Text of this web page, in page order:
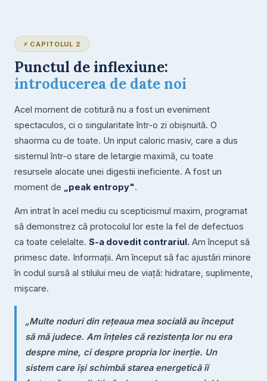
⚡ CAPITOLUL 2
Punctul de inflexiune:
introducerea de date noi
Acel moment de cotitură nu a fost un eveniment
spectaculos, ci o singularitate într-o zi obișnuită. O
shaorma cu de toate. Un input caloric masiv, care a dus
sistemul într-o stare de letargie maximă, cu toate
resursele alocate unei digestii ineficiente. A fost un
moment de „peak entropy".
Am intrat în acel mediu cu scepticismul maxim, programat
să demonstrez că protocolul lor este la fel de defectuos
ca toate celelalte. S-a dovedit contrariul. Am început să
primesc date. Informații. Am început să fac ajustări minore
în codul sursă al stilului meu de viață: hidratare, suplimente,
mișcare.
„Multe noduri din rețeaua mea socială au început
să mă judece. Am înțeles că rezistența lor nu era
despre mine, ci despre propria lor inerție. Un
sistem care își schimbă starea energetică îi